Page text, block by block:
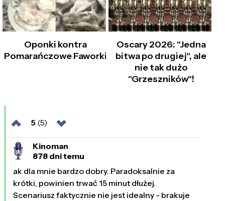
Oponki kontra
Pomarańczowe Faworki
Oscary 2026: "Jedna
bitwa po drugiej", ale
nie tak dużo
"Grzeszników"!
5 (5)
Kinoman
878 dni temu
ak dla mnie bardzo dobry. Paradoksalnie za
krótki, powinien trwać 15 minut dłużej.
Scenariusz faktycznie nie jest idealny - brakuje